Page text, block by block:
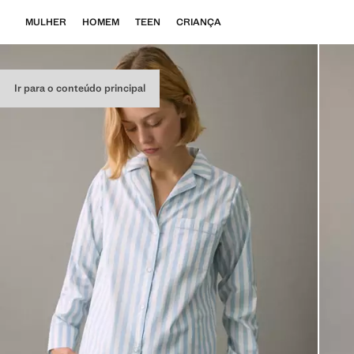
Ir para o conteúdo principal
MULHER HOMEM TEEN CRIANÇA